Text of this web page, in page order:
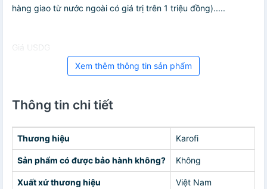
hàng giao từ nước ngoài có giá trị trên 1 triệu đồng).....
Giá USDG
Xem thêm thông tin sản phẩm
Thông tin chi tiết
Thương hiệu Karofi
Sản phẩm có được bảo hành không? Không
Xuất xứ thương hiệu Việt Nam